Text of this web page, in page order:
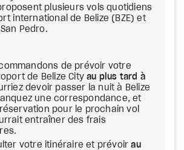
plusieurs vols quotidiens
international de Belize (BZE) et
Pedro.
de prévoir votre
de Belize City au plus tard à
devoir passer la nuit à Belize
une correspondance, et
pour le prochain vol
entraîner des frais
votre itinéraire et prévoirau